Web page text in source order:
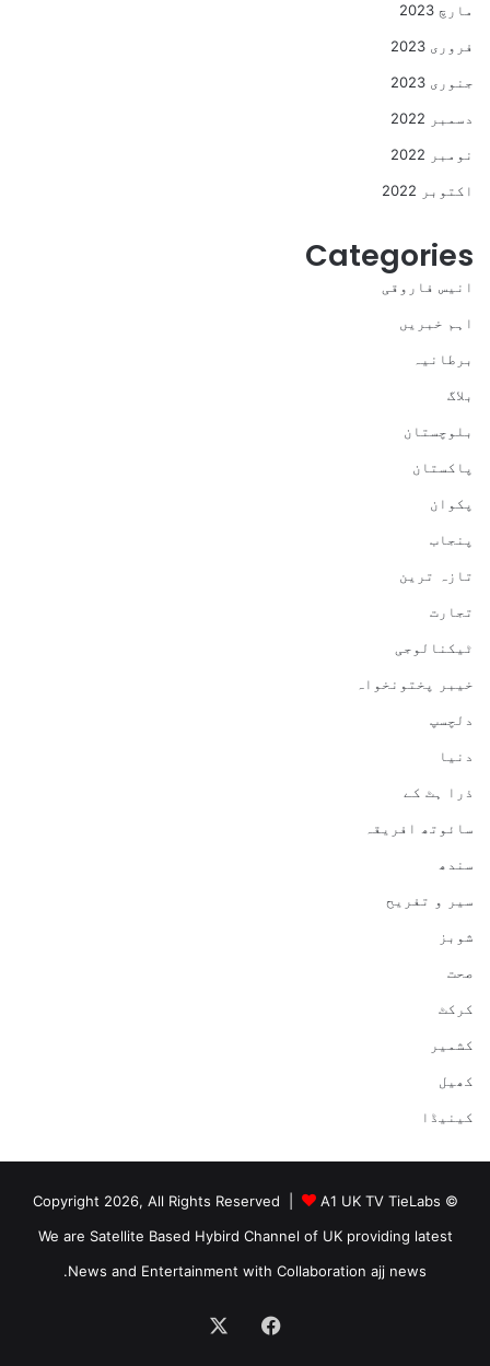
مارچ 2023
فروری 2023
جنوری 2023
دسمبر 2022
نومبر 2022
اکتوبر 2022
Categories
انیس فاروقی
اہم خبریں
برطانیہ
بلاگ
بلوچستان
پاکستان
پکوان
پنجاب
تازہ ترین
تجارت
ٹیکنالوجی
خیبر پختونخواہ
دلچسپ
دنیا
ذرا ہٹ کے
سائوتھ افریقہ
سندھ
سیر و تفریح
شوبز
صحت
کرکٹ
کشمیر
کھیل
کینیڈا
© Copyright 2026, All Rights Reserved |
A1 UK TV TieLabs
We are Satellite Based Hybird Channel of UK providing latest
News and Entertainment with Collaboration ajj news.
Facebook